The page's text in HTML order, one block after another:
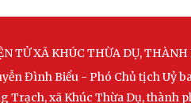
TỬ XÃ KHÚC THỪA DỤ,
Đình Biểu - Phó Chủ tịch Uỷ
Trạch, xã Khúc Thừa Dụ, thành